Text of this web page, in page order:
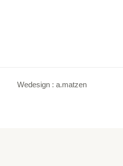
Wedesign : a.matzen